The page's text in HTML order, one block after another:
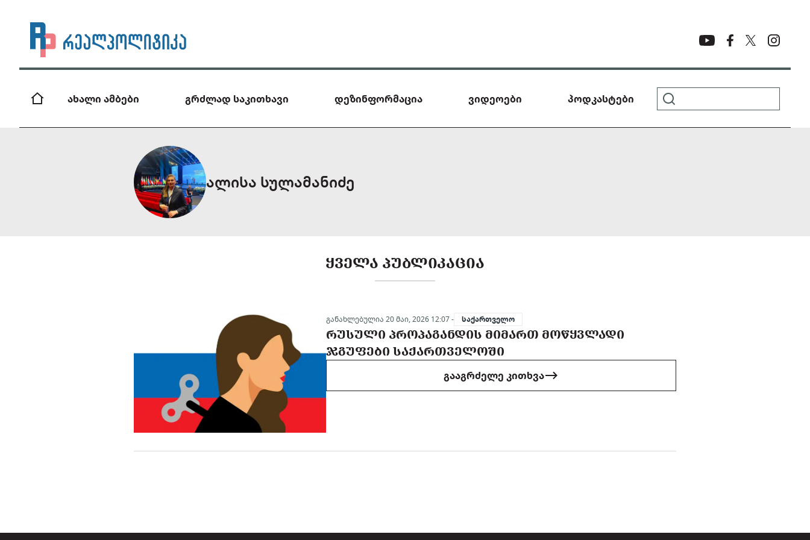
ახალი ამბები გრძლად საკითხავი დეზინფორმაცია ვიდეოები პოდკასტები
ალისა სულამანიძე
ᲧᲕᲔᲚᲐ ᲞᲣᲑᲚᲘᲙᲐᲪᲘᲐ
განახლებულია 20 მაი, 2026 12:07 - საქართველო
ᲠᲣᲡᲣᲚᲘ ᲞᲠᲝᲞᲐᲒᲐᲜᲓᲘᲡ ᲛᲘᲛᲐᲠᲗ ᲛᲝᲬᲧᲕᲚᲐᲓᲘ
ᲯᲒᲣᲤᲔᲑᲘ ᲡᲐᲥᲐᲠᲗᲕᲔᲚᲝᲨᲘ
გააგრძელე კითხვა